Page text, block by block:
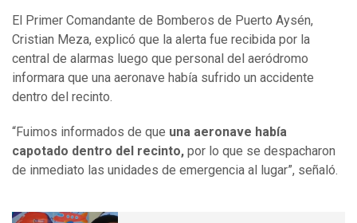
El Primer Comandante de Bomberos de Puerto Aysén,
Cristian Meza, explicó que la alerta fue recibida por la
central de alarmas luego que personal del aeródromo
informara que una aeronave había sufrido un accidente
dentro del recinto.
“Fuimos informados de que una aeronave había
capotado dentro del recinto, por lo que se despacharon
de inmediato las unidades de emergencia al lugar”, señaló.